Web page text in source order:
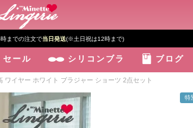
までの注文で当日発送(※土日祝は12時まで)
セール シリコンブラ ブログ
イヤー ホワイト ブラジャー ショーツ 2点セット
特